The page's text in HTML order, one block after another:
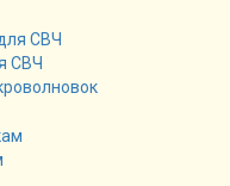
СВЧ